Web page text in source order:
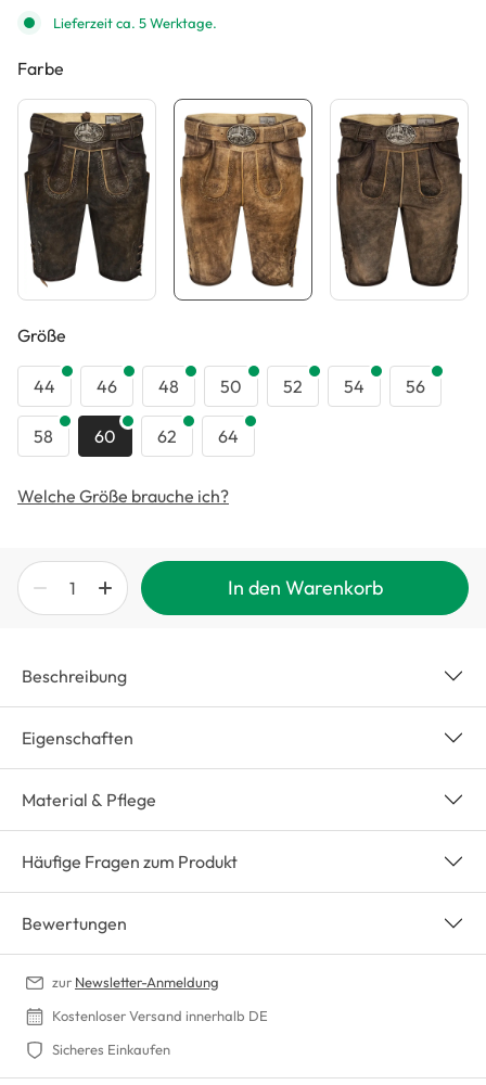
Lieferzeit ca. 5 Werktage.
Farbe
Größe
44 46 48 50 52 54 56
58 60 62 64
Welche Größe brauche ich?
In den Warenkorb
Beschreibung
Eigenschaften
Material & Pflege
Häufige Fragen zum Produkt
Bewertungen
zur Newsletter-Anmeldung
Kostenloser Versand innerhalb DE
Sicheres Einkaufen